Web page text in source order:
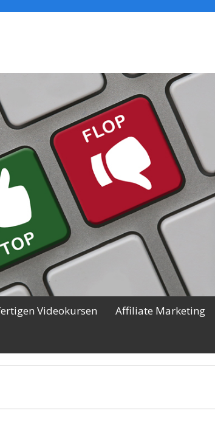
Videokursen Affiliate Marketing